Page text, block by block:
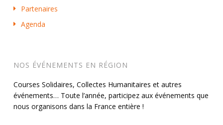
Partenaires
Agenda
NOS ÉVÉNEMENTS EN RÉGION
Courses Solidaires, Collectes Humanitaires et autres
événements… Toute l’année, participez aux événements que
nous organisons dans la France entière !